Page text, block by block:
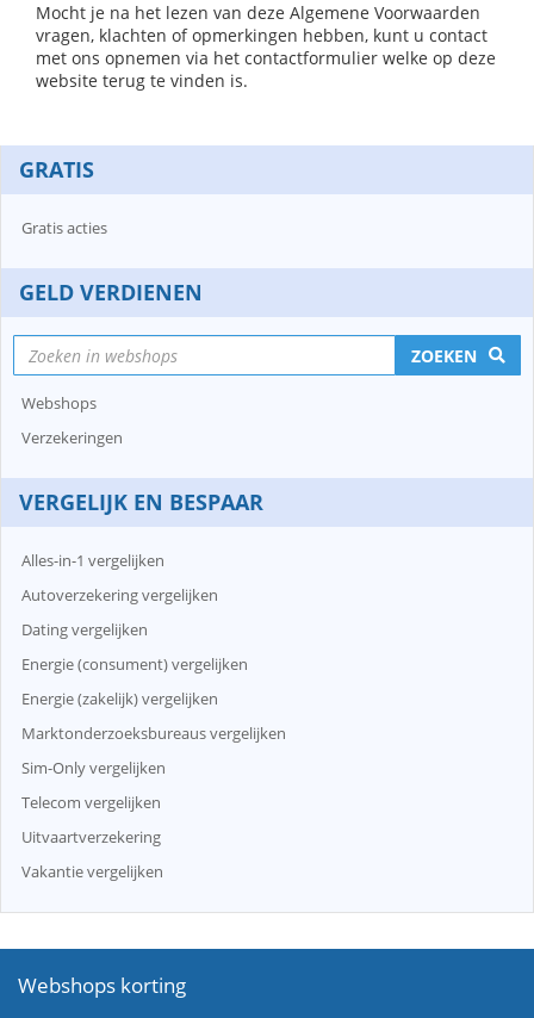
Mocht je na het lezen van deze Algemene Voorwaarden
vragen, klachten of opmerkingen hebben, kunt u contact
met ons opnemen via het contactformulier welke op deze
website terug te vinden is.
GRATIS
Gratis acties
GELD VERDIENEN
ZOEKEN
Webshops
Verzekeringen
VERGELIJK EN BESPAAR
Alles-in-1 vergelijken
Autoverzekering vergelijken
Dating vergelijken
Energie (consument) vergelijken
Energie (zakelijk) vergelijken
Marktonderzoeksbureaus vergelijken
Sim-Only vergelijken
Telecom vergelijken
Uitvaartverzekering
Vakantie vergelijken
Webshops korting